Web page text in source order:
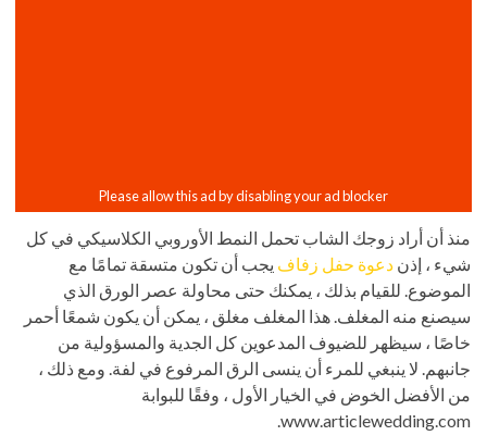
منذ أن أراد زوجك الشاب تحمل النمط الأوروبي الكلاسيكي في كل
شيء ، إذن دعوة حفل زفاف يجب أن تكون متسقة تمامًا مع
الموضوع. للقيام بذلك ، يمكنك حتى محاولة عصر الورق الذي
سيصنع منه المغلف. هذا المغلف مغلق ، يمكن أن يكون شمعًا أحمر
خاصًا ، سيظهر للضيوف المدعوين كل الجدية والمسؤولية من
جانبهم. لا ينبغي للمرء أن ينسى الرق المرفوع في لفة. ومع ذلك ،
من الأفضل الخوض في الخيار الأول ، وفقًا للبوابة
www.articlewedding.com.